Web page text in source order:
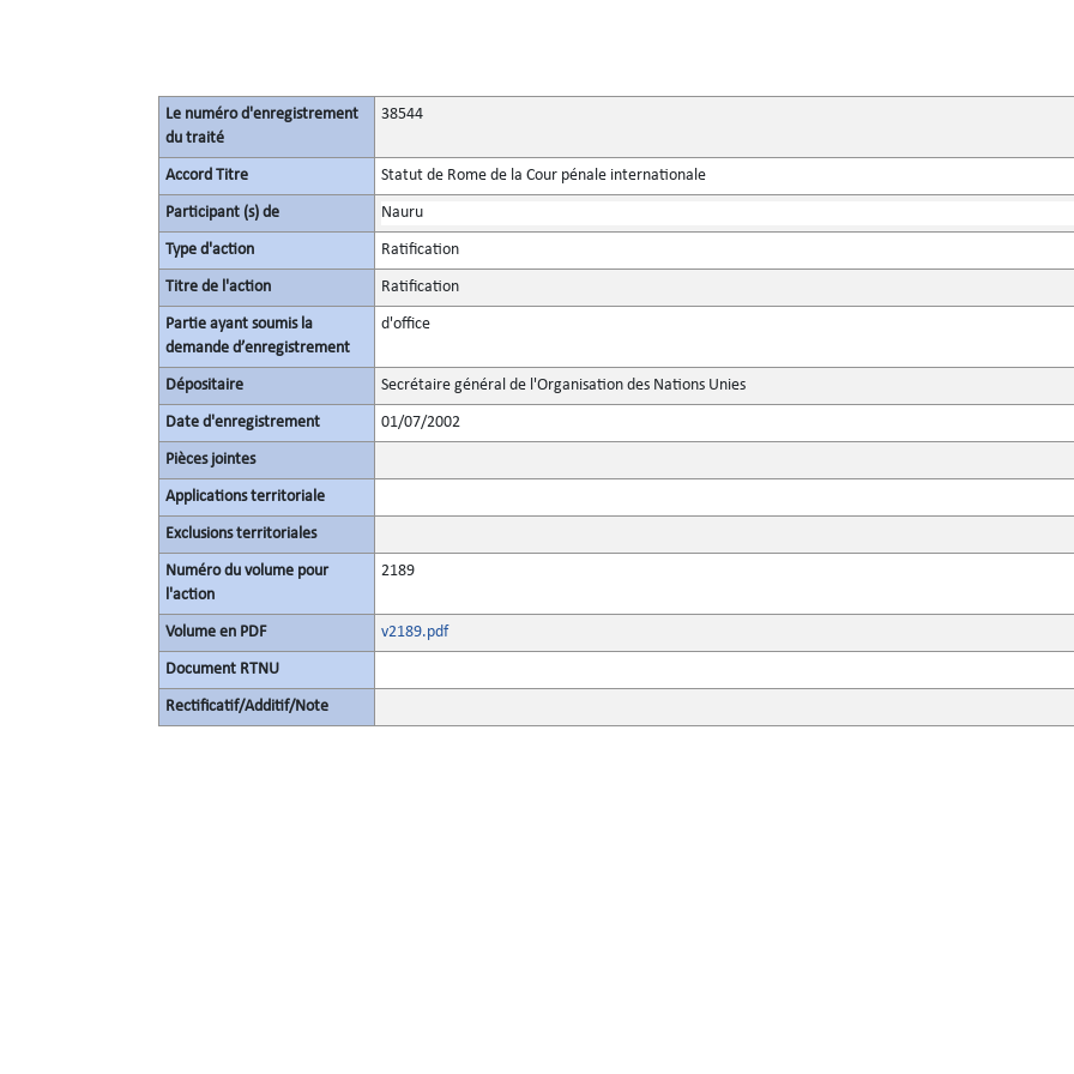
Le numéro d'enregistrement
du traité
38544
Accord Titre Statut de Rome de la Cour pénale internationale
Participant (s) de Nauru
Type d'action Ratification
Titre de l'action Ratification
Partie ayant soumis la
demande d’enregistrement
d'office
Dépositaire Secrétaire général de l'Organisation des Nations Unies
Date d'enregistrement 01/07/2002
Pièces jointes
Applications territoriale
Exclusions territoriales
Numéro du volume pour
l'action
2189
Volume en PDF v2189.pdf
Document RTNU
Rectificatif/Additif/Note